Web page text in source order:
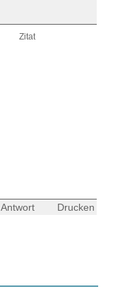
Zitat
Antwort Drucken